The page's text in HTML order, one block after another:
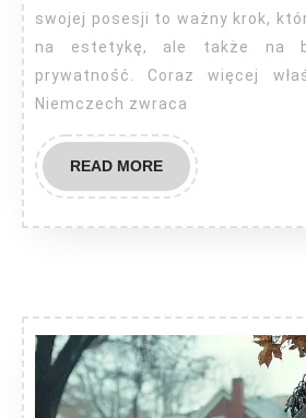
swojej posesji to ważny krok,
na estetykę, ale także na
prywatność. Coraz więcej
Niemczech zwraca
READ MOREREAD
MORE